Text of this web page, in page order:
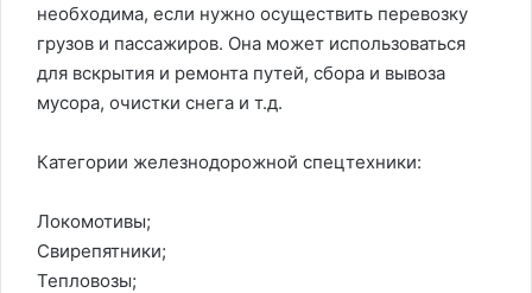
необходима, если нужно осуществить перевозку
грузов и пассажиров. Она может использоваться
для вскрытия и ремонта путей, сбора и вывоза
мусора, очистки снега и т.д.
Категории железнодорожной спецтехники:
Локомотивы;
Свирепятники;
Тепловозы;